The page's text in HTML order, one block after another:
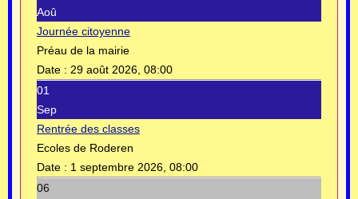
Aoû
Journée citoyenne
Préau de la mairie
Date : 29 août 2026, 08:00
01
Sep
Rentrée des classes
Ecoles de Roderen
Date : 1 septembre 2026, 08:00
06